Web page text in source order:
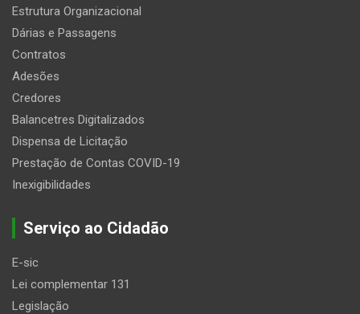
Estrutura Organizacional
Dárias e Passagens
Contratos
Adesões
Credores
Balancetres Digitalizados
Dispensa de Licitação
Prestação de Contas COVID-19
Inexigibilidades
Serviço ao Cidadão
E-sic
Lei complementar 131
Legislação